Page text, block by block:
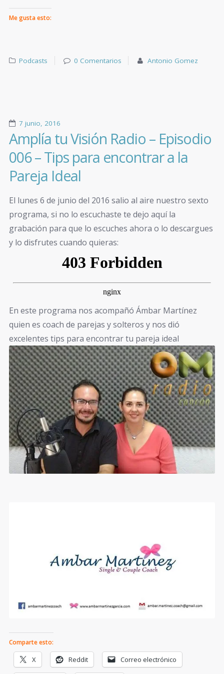
Me gusta esto:
Podcasts 0 Comentarios Antonio Gomez
7 junio, 2016
Amplía tu Visión Radio – Episodio
006 – Tips para encontrar a la
Pareja Ideal
El lunes 6 de junio del 2016 salio al aire nuestro sexto
programa, si no lo escuchaste te dejo aquí la
grabación para que lo escuches ahora o lo descargues
y lo disfrutes cuando quieras:
En este programa nos acompañó Ámbar Martínez
quien es coach de parejas y solteros y nos dió
excelentes tips para encontrar tu pareja ideal
Comparte esto:
X Reddit Correo electrónico